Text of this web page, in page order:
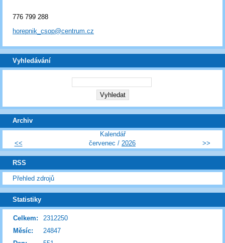
776 799 288
horepnik_csop@centrum.cz
Vyhledávání
Archiv
Kalendář
<<
červenec / 2026 >>
RSS
Přehled zdrojů
Statistiky
Celkem:
2312250
Měsíc:
24847